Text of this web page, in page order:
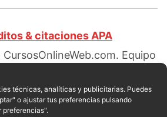
técnicas, analíticas y publicitarias. Puedes
o ajustar tus preferencias pulsando
preferencias".
& citaciones APA
Equipo
por:Elizabeth Ramírez
en fecha 08, 2026, desde el